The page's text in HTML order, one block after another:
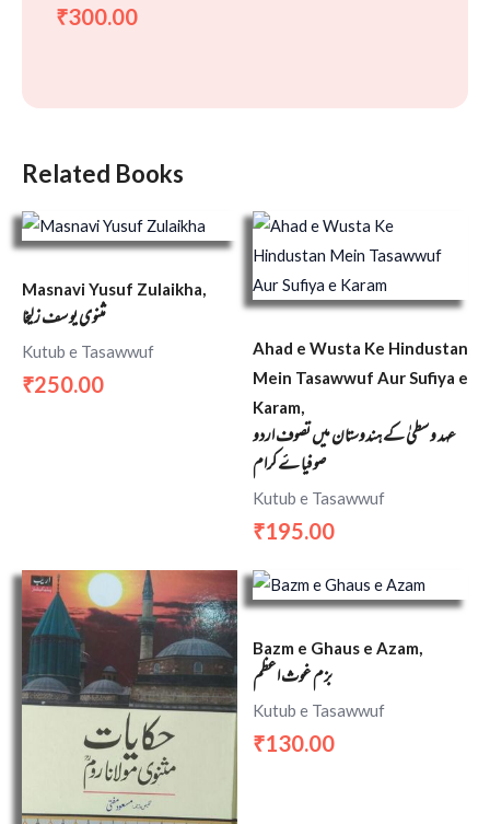
₹300.00
Related Books
Masnavi Yusuf Zulaikha,
مثنوی یوسف زلیخا
Kutub e Tasawwuf
₹250.00
Ahad e Wusta Ke Hindustan
Mein Tasawwuf Aur Sufiya e
Karam,
عہد وسطیٰ کے ہندوستان میں تصوف اردو
صوفیا ۓ کرام
Kutub e Tasawwuf
₹195.00
Bazm e Ghaus e Azam,
بزم غوث اعظم
Kutub e Tasawwuf
₹130.00